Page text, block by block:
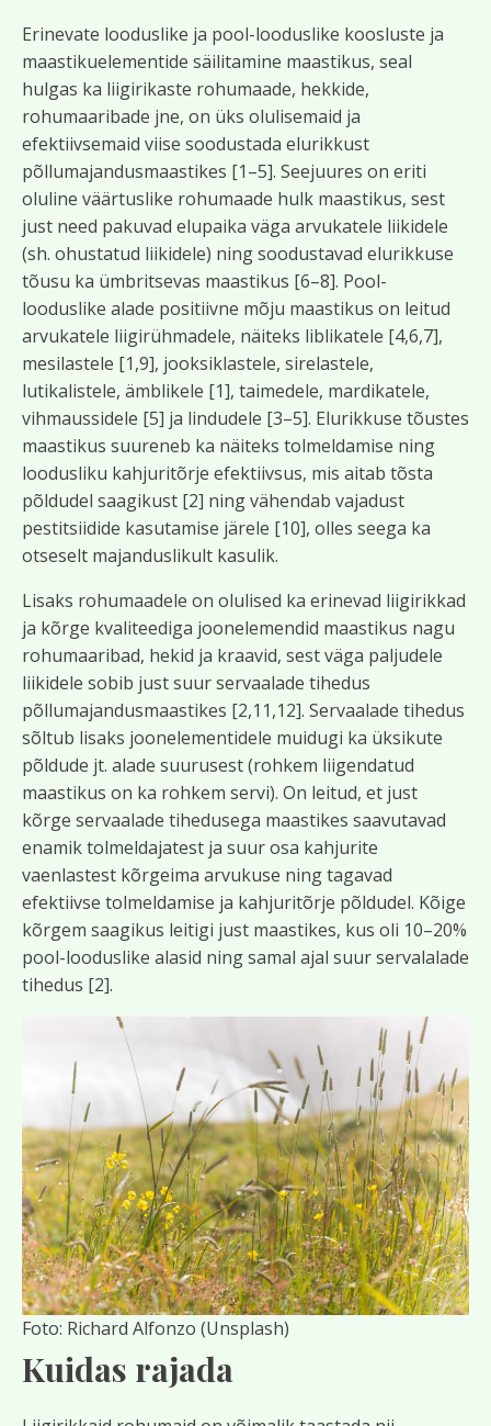
Erinevate looduslike ja pool-looduslike koosluste ja
maastikuelementide säilitamine maastikus, seal
hulgas ka liigirikaste rohumaade, hekkide,
rohumaaribade jne, on üks olulisemaid ja
efektiivsemaid viise soodustada elurikkust
põllumajandusmaastikes [1–5]. Seejuures on eriti
oluline väärtuslike rohumaade hulk maastikus, sest
just need pakuvad elupaika väga arvukatele liikidele
(sh. ohustatud liikidele) ning soodustavad elurikkuse
tõusu ka ümbritsevas maastikus [6–8]. Pool-
looduslike alade positiivne mõju maastikus on leitud
arvukatele liigirühmadele, näiteks liblikatele [4,6,7],
mesilastele [1,9], jooksiklastele, sirelastele,
lutikalistele, ämblikele [1], taimedele, mardikatele,
vihmaussidele [5] ja lindudele [3–5]. Elurikkuse tõustes
maastikus suureneb ka näiteks tolmeldamise ning
loodusliku kahjuritõrje efektiivsus, mis aitab tõsta
põldudel saagikust [2] ning vähendab vajadust
pestitsiidide kasutamise järele [10], olles seega ka
otseselt majanduslikult kasulik.
Lisaks rohumaadele on olulised ka erinevad liigirikkad
ja kõrge kvaliteediga joonelemendid maastikus nagu
rohumaaribad, hekid ja kraavid, sest väga paljudele
liikidele sobib just suur servaalade tihedus
põllumajandusmaastikes [2,11,12]. Servaalade tihedus
sõltub lisaks joonelementidele muidugi ka üksikute
põldude jt. alade suurusest (rohkem liigendatud
maastikus on ka rohkem servi). On leitud, et just
kõrge servaalade tihedusega maastikes saavutavad
enamik tolmeldajatest ja suur osa kahjurite
vaenlastest kõrgeima arvukuse ning tagavad
efektiivse tolmeldamise ja kahjuritõrje põldudel. Kõige
kõrgem saagikus leitigi just maastikes, kus oli 10–20%
pool-looduslike alasid ning samal ajal suur servalalade
tihedus [2].
Foto: Richard Alfonzo (Unsplash)
Kuidas rajada